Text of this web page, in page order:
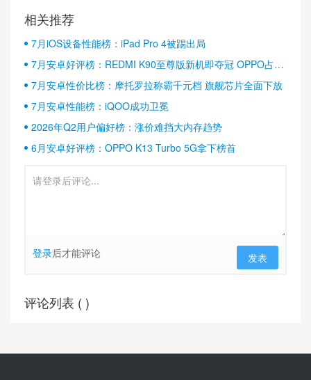
相关推荐
7月iOS设备性能榜：iPad Pro 4被踢出局
7月安卓好评榜：REDMI K90至尊版新机即夺冠 OPPO占据
半壁江山
7月安卓性价比榜：摩托罗拉称霸千元档 旗舰芯片全面下放
7月安卓性能榜：iQOO成功卫冕
2026年Q2用户偏好榜：涨价难挡大内存趋势
6月安卓好评榜：OPPO K13 Turbo 5G拿下榜首
登录后才能评论 发表
评论列表 ( )